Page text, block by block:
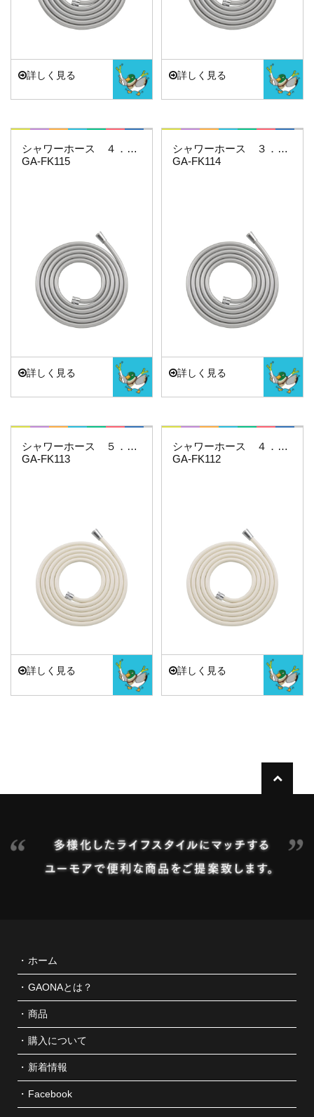
詳しく見る 詳しく見る
これカモ・・・
シャワーホース ４．０ｍ（シルバー）
GA-FK115
詳しく見る
これカモ・・・
シャワーホース ３．５ｍ（シルバー）
GA-FK114
詳しく見る
シャワーホース ５．０ｍ（アイボリー）
GA-FK113
詳しく見る
シャワーホース ４．５ｍ（アイボリー）
GA-FK112
詳しく見る
ホーム
GAONAとは？
商品
購入について
新着情報
Facebook